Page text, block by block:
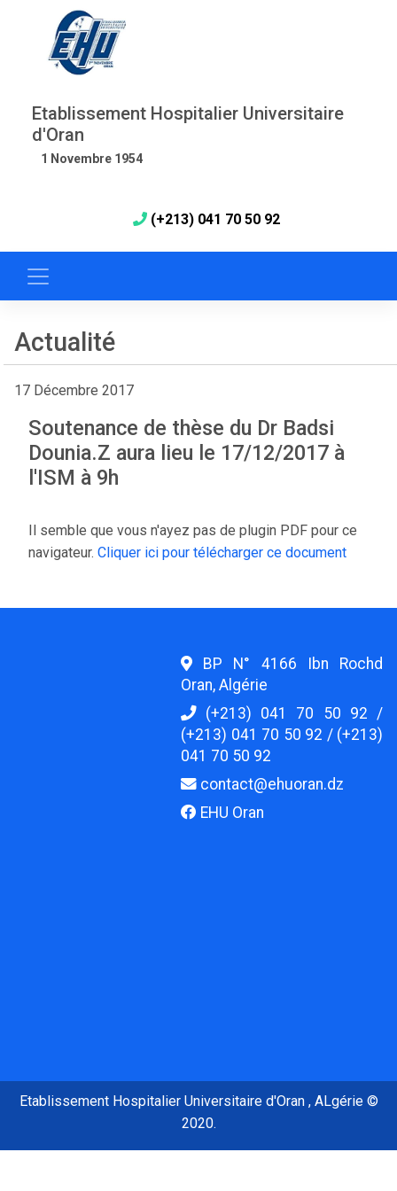
Etablissement Hospitalier Universitaire
d'Oran
1 Novembre 1954
(+213) 041 70 50 92
Actualité
17 Décembre 2017
Soutenance de thèse du Dr Badsi
Dounia.Z aura lieu le 17/12/2017 à
l'ISM à 9h
Il semble que vous n'ayez pas de plugin PDF pour ce
navigateur. Cliquer ici pour télécharger ce document
BP N° 4166 Ibn Rochd
Oran, Algérie
(+213) 041 70 50 92 /
(+213) 041 70 50 92 / (+213)
041 70 50 92
contact@ehuoran.dz
EHU Oran
Etablissement Hospitalier Universitaire d'Oran , ALgérie ©
2020.